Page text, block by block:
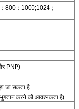
800；1000;1024；
PNP)
जा सकता है
करने की आवश्यकता है)